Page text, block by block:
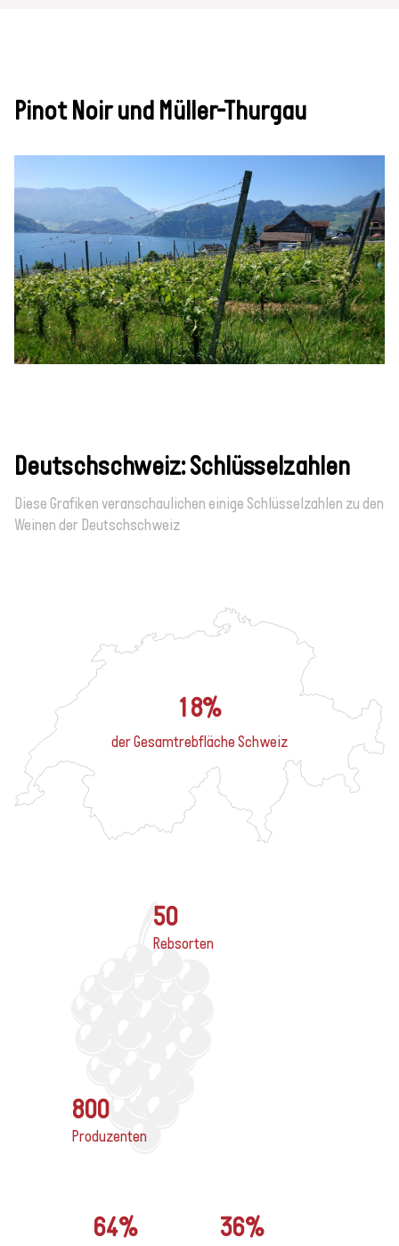
Pinot Noir und Müller-Thurgau
Deutschschweiz: Schlüsselzahlen
Diese Grafiken veranschaulichen einige Schlüsselzahlen zu den
Weinen der Deutschschweiz
18%
der Gesamtrebfläche Schweiz
50
Rebsorten
800
Produzenten
64% 36%